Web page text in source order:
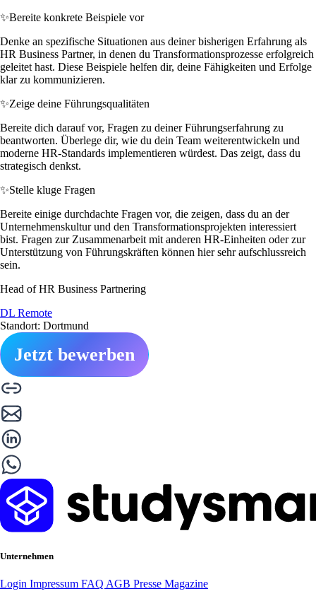
✨Bereite konkrete Beispiele vor
Denke an spezifische Situationen aus deiner bisherigen Erfahrung als
HR Business Partner, in denen du Transformationsprozesse erfolgreich
geleitet hast. Diese Beispiele helfen dir, deine Fähigkeiten und Erfolge
klar zu kommunizieren.
✨Zeige deine Führungsqualitäten
Bereite dich darauf vor, Fragen zu deiner Führungserfahrung zu
beantworten. Überlege dir, wie du dein Team weiterentwickeln und
moderne HR-Standards implementieren würdest. Das zeigt, dass du
strategisch denkst.
✨Stelle kluge Fragen
Bereite einige durchdachte Fragen vor, die zeigen, dass du an der
Unternehmenskultur und den Transformationsprojekten interessiert
bist. Fragen zur Zusammenarbeit mit anderen HR-Einheiten oder zur
Unterstützung von Führungskräften können hier sehr aufschlussreich
sein.
Head of HR Business Partnering
DL Remote
Standort: Dortmund
Jetzt bewerben
Unternehmen
Login Impressum FAQ AGB Presse Magazine